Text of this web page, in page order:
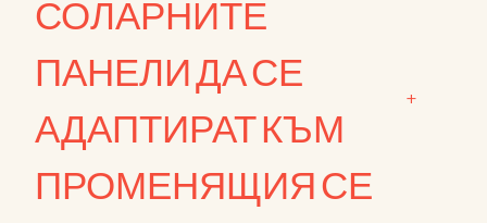
СОЛАРНИТЕ
ПАНЕЛИ ДА СЕ
АДАПТИРАТ КЪМ
ПРОМЕНЯЩИЯ СЕ
+